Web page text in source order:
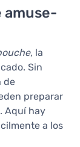
amuse-
, la
Sin
de
preparar
Aquí hay
a los